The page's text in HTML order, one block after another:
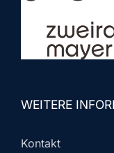
WEITERE
Kontakt